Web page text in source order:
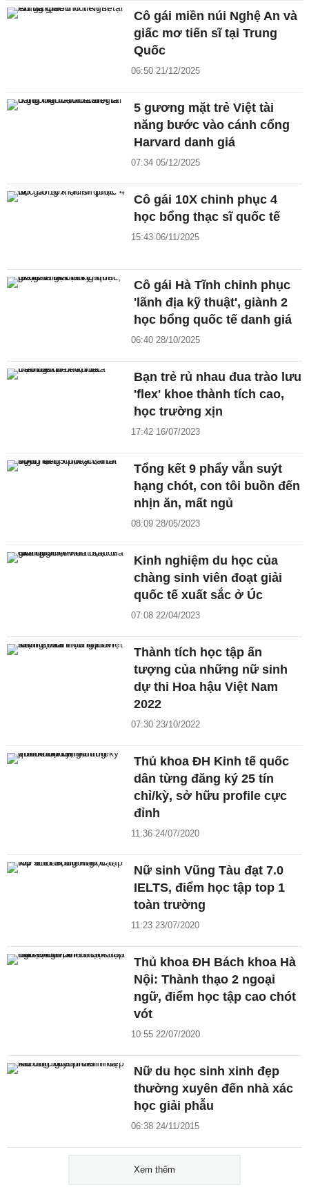
Cô gái miền núi Nghệ An và
giấc mơ tiến sĩ tại Trung
Quốc
06:50 21/12/2025
5 gương mặt trẻ Việt tài
năng bước vào cánh cổng
Harvard danh giá
07:34 05/12/2025
Cô gái 10X chinh phục 4
học bổng thạc sĩ quốc tế
15:43 06/11/2025
Cô gái Hà Tĩnh chinh phục
'lãnh địa kỹ thuật', giành 2
học bổng quốc tế danh giá
06:40 28/10/2025
Bạn trẻ rủ nhau đua trào lưu
'flex' khoe thành tích cao,
học trường xịn
17:42 16/07/2023
Tổng kết 9 phẩy vẫn suýt
hạng chót, con tôi buồn đến
nhịn ăn, mất ngủ
08:09 28/05/2023
Kinh nghiệm du học của
chàng sinh viên đoạt giải
quốc tế xuất sắc ở Úc
07:08 22/04/2023
Thành tích học tập ấn
tượng của những nữ sinh
dự thi Hoa hậu Việt Nam
2022
07:30 23/10/2022
Thủ khoa ĐH Kinh tế quốc
dân từng đăng ký 25 tín
chỉ/kỳ, sở hữu profile cực
đỉnh
11:36 24/07/2020
Nữ sinh Vũng Tàu đạt 7.0
IELTS, điểm học tập top 1
toàn trường
11:23 23/07/2020
Thủ khoa ĐH Bách khoa Hà
Nội: Thành thạo 2 ngoại
ngữ, điểm học tập cao chót
vót
10:55 22/07/2020
Nữ du học sinh xinh đẹp
thường xuyên đến nhà xác
học giải phẫu
06:38 24/11/2015
Xem thêm